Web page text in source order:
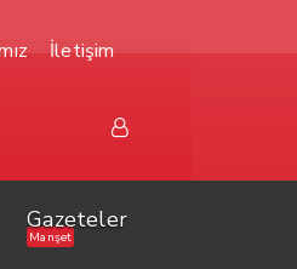
İletişim
Gazeteler
Manşet